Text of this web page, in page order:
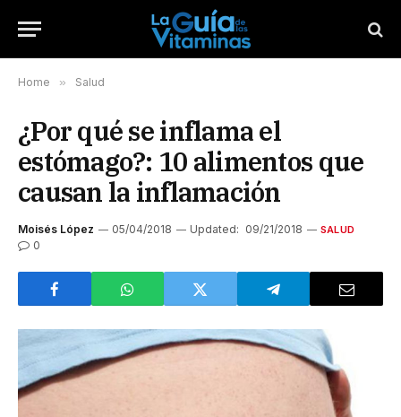
Home » Salud
¿Por qué se inflama el
estómago?: 10 alimentos que
causan la inflamación
Moisés López 05/04/2018 Updated: 09/21/2018 SALUD
0